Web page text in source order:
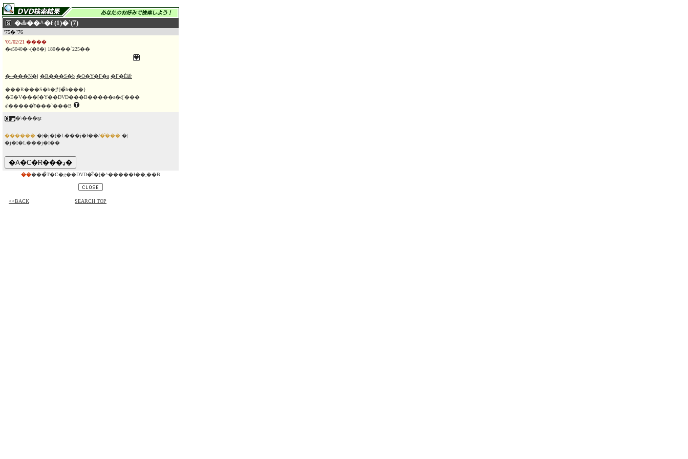
�Ԃ��^�f (1)�`(7)
'75�`'76
'01/02/21 ����
�e5040�~(�ō�) 180���`225��
�~���N�j �R���S�b �O�Y�F�a �F�È䌒
���R���S�b�剉�̃h���}
�E�V���[�Y��DVD���B�����a�ɖ`���
ꂽ�����̔ߌ���`���B
�\���ҕt
������:�|�j�[�L���j�I��/�̔���:�|
�j�[�L���j�I��
�� ���̃T�C�g��DVD�̂݃f�[�^�����ł��܂��B
<<BACK SEARCH TOP